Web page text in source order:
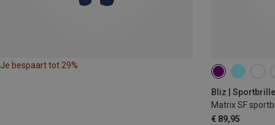
Je bespaart tot 29%
Bliz |
Matrix SF
€ 89,95